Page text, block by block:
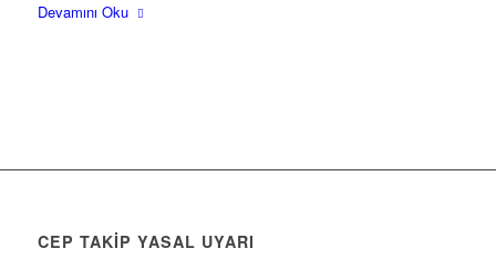
Devamını Oku
CEP TAKİP YASAL UYARI